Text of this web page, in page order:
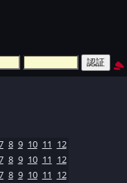
8 9 10 11 12
8 9 10 11 12
8 9 10 11 12